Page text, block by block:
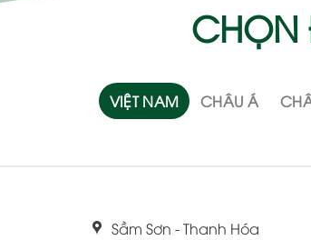
CHỌN
VIỆT NAM CHÂU Á
Sầm Sơn - Thanh Hóa